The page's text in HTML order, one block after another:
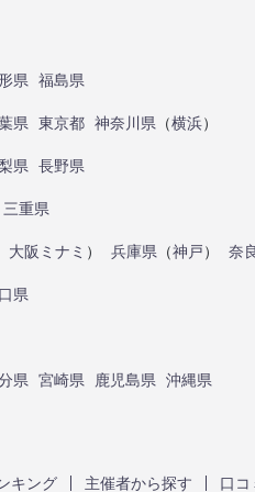
県 福島県
県 東京都 神奈川県 （横浜）
県 長野県
三重県
大阪ミナミ ） 兵庫県 （神戸） 奈
県
県 宮崎県 鹿児島県 沖縄県
キング 主催者から探す 口コ